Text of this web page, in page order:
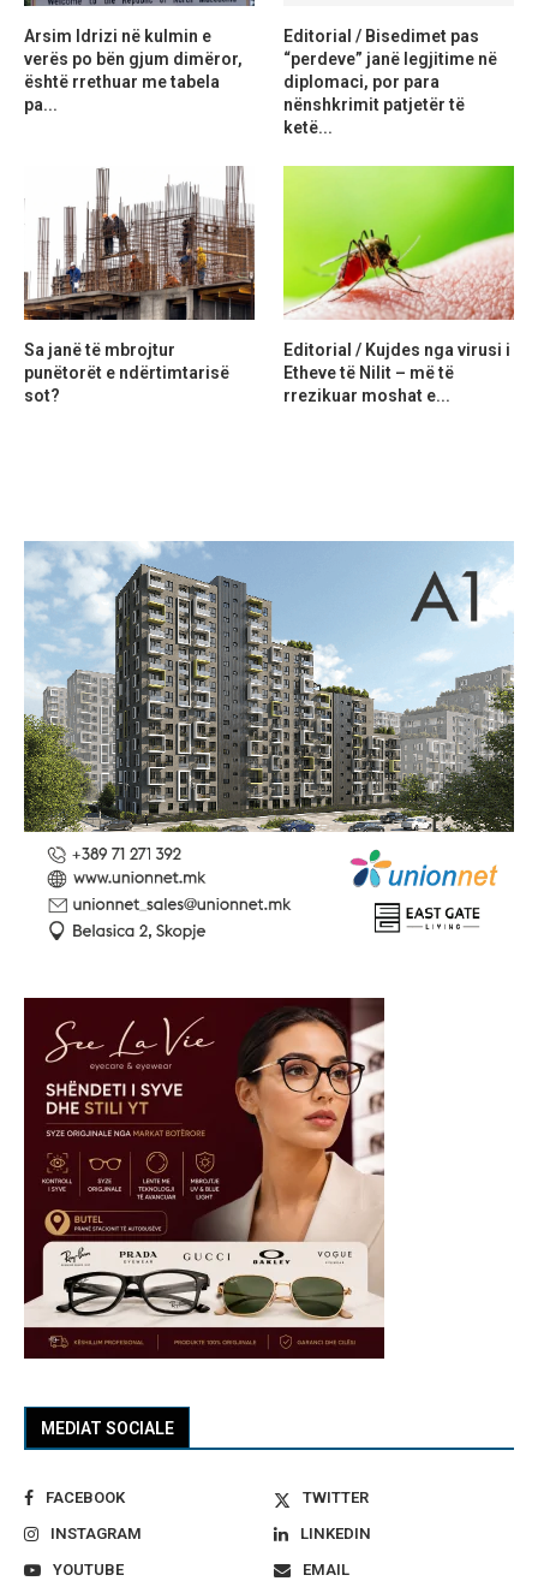
MEDIAT SOCIALE
FACEBOOK
TWITTER
INSTAGRAM
LINKEDIN
YOUTUBE
EMAIL
Arsim Idrizi në kulmin e
verës po bën gjum dimëror,
është rrethuar me tabela
pa...
Editorial / Bisedimet pas
“perdeve” janë legjitime në
diplomaci, por para
nënshkrimit patjetër të
ketë...
Sa janë të mbrojtur
punëtorët e ndërtimtarisë
sot?
Editorial / Kujdes nga virusi i
Etheve të Nilit – më të
rrezikuar moshat e...